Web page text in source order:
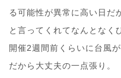
る可能性が異常に高い日だ
と言ってくれてなんとなく
開催2週間前くらいに台風
だから大丈夫の一点張り。